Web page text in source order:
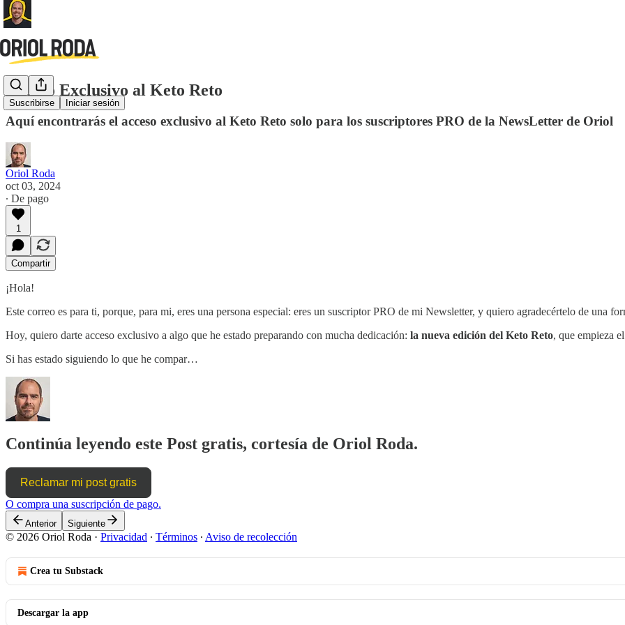
Suscribirse Iniciar sesión
Acceso Exclusivo al Keto Reto
Aquí encontrarás el acceso exclusivo al Keto Reto solo para los suscriptores PRO de la NewsLetter de Oriol
Oriol Roda
oct 03, 2024
∙ De pago
1
Compartir
¡Hola!
Este correo es para ti, porque, para mi, eres una persona especial: eres un suscriptor PRO de mi Newsletter, y quiero agradecértelo de una
Hoy, quiero darte acceso exclusivo a algo que he estado preparando con mucha dedicación: la nueva edición del Keto Reto, que empieza
Si has estado siguiendo lo que he compar…
Continúa leyendo este Post gratis, cortesía de Oriol Roda.
Reclamar mi post gratis
O compra una suscripción de pago.
Anterior Siguiente
© 2026 Oriol Roda · Privacidad ∙ Términos ∙ Aviso de recolección
Crea tu Substack
Descargar la app